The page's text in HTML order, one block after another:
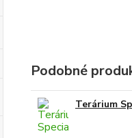
Podobné
Terárium